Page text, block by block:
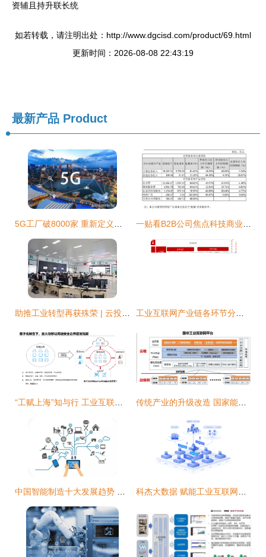
资辅且持升联长统
如若转载，请注明出处：http://www.dgcisd.com/product/69.html
更新时间：2026-08-08 22:43:19
最新产品 Product
5G工厂破8000家 重新定义中国制造的数据底座 一贴看B2B公司焦点科技商业模式 从阿里巴巴到工业互联网数据服务
助推工业转型再获殊荣 | 云投林纸上榜云南省2020年工业互联网‘三化’改造试点示范项目，系普洱市唯一 工业互联网产业链各环节分析及背后逻辑 数无界，智有为
“工赋上海”知与行 工业互联网数据服务如何破解数字化转型安全痛点 传统产业的升级改造 国家能源集团工业互联网建设与数据服务实践
中国智能制造十大发展趋势 聚焦工业互联网数据服务 科杰大数据 赋能工业互联网，构建企业数字基础设施与数据服务